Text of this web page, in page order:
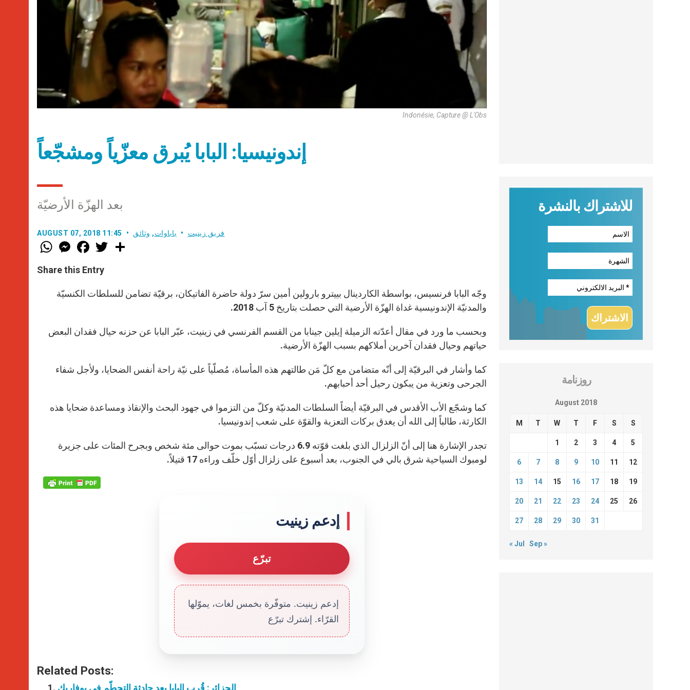
Indonésie, Capture @ L'Obs
إندونيسيا: البابا يُبرق معزّياً ومشجّعاً
بعد الهزّة الأرضيّة
AUGUST 07, 2018 11:45 فريق زينيت باباوات, وثائق
W
h
t
s
p
p
M
e
s
e
g
e
F
a
e
b
o
k
w
r
Share this Entry
وجّه البابا فرنسيس، بواسطة الكاردينال بييترو بارولين أمين سرّ دولة حاضرة الفاتيكان، برقيّة تضامن للسلطات الكنسيّة
والمدنيّة الإندونيسية غداة الهزّة الأرضية التي حصلت بتاريخ 5 آب 2018.
وبحسب ما ورد في مقال أعدّته الزميلة إيلين جينابا من القسم الفرنسي في زينيت، عبّر البابا عن حزنه حيال فقدان البعض
حياتهم وحيال فقدان آخرين أملاكهم بسبب الهزّة الأرضية.
كما وأشار في البرقيّة إلى أنّه متضامن مع كلّ مَن طالتهم هذه المأساة، مُصلّياً على نيّة راحة أنفس الضحايا، ولأجل شفاء
الجرحى وتعزية من يبكون رحيل أحد أحبابهم.
كما وشجّع الأب الأقدس في البرقيّة أيضاً السلطات المدنيّة وكلّ من التزموا في جهود البحث والإنقاذ ومساعدة ضحايا هذه
الكارثة، طالباً إلى الله أن يغدق بركات التعزية والقوّة على شعب إندونيسيا.
تجدر الإشارة هنا إلى أنّ الزلزال الذي بلغت قوّته 6.9 درجات تسبّب بموت حوالى مئة شخص وبجرح المئات على جزيرة
لومبوك السياحية شرق بالي في الجنوب، بعد أسبوع على زلزال أوّل خلّف وراءه 17 قتيلاً.
إدعم زينيت
تبرّع
إدعم زينيت. متوفّرة بخمس لغات، يموّلها
القرّاء. إشترك تبرّع
Related Posts:
الجزائر: قُرب البابا بعد حادثة التحطّم في بوفاريك
للاشتراك بالنشرة
روزنامة
August 2018
M T W T F S S
1 2 3 4 5
6 7 8 9 10 11 12
13 14 15 16 17 18 19
20 21 22 23 24 25 26
27 28 29 30 31
« Jul Sep »